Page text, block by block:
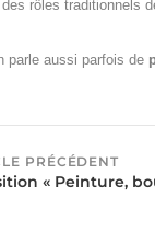
rôles traditionnels
parle aussi parfois de
PRÉCÉDENT
« Peinture,